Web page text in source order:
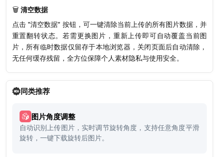
🗑️ 清空数据
点击 "清空数据" 按钮，可一键清除当前上传的所有图片数据，并
重置翻转状态。若需更换图片，重新上传即可自动覆盖当前图
片，所有临时数据仅留存于本地浏览器，关闭页面后自动清除，
无任何缓存残留，全方位保障个人素材隐私与使用安全。
同类推荐
图片角度调整
自动识别上传图片，实时调节旋转角度，支持任意角度平滑
旋转，一键下载旋转后图片。